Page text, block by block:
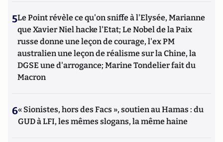
5Le Point révèle ce qu'on sniffe à l'Elysée, Marianne
que Xavier Niel hacke l'Etat; Le Nobel de la Paix
russe donne une leçon de courage, l'ex PM
australien une leçon de réalisme sur la Chine, la
DGSE une d'arrogance; Marine Tondelier fait du
Macron
6« Sionistes, hors des Facs », soutien au Hamas : du
GUD à LFI, les mêmes slogans, la même haine